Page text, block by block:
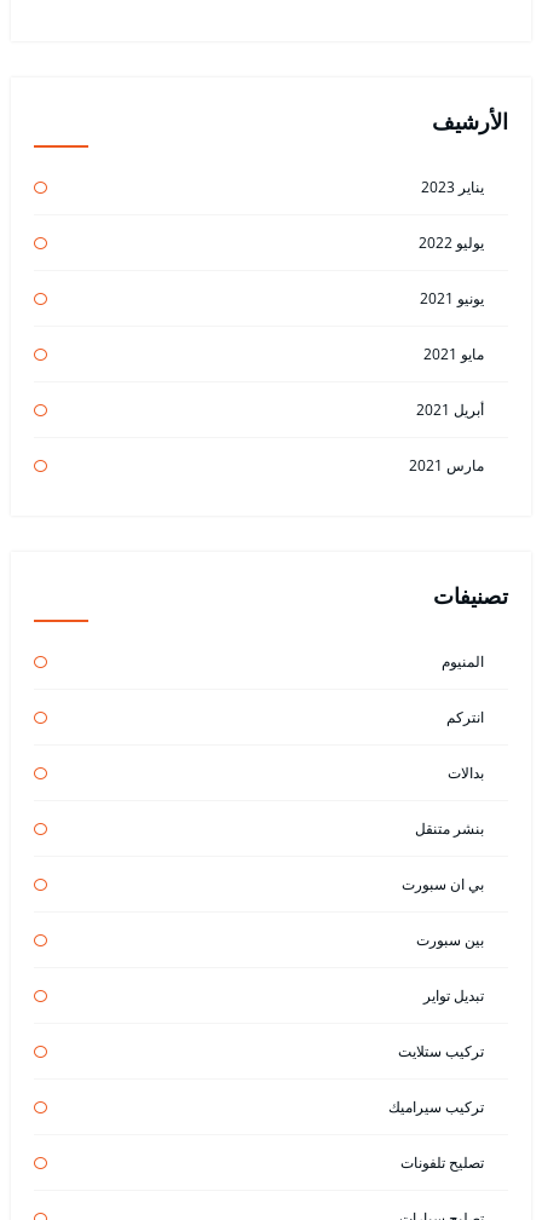
الأرشيف
يناير 2023
يوليو 2022
يونيو 2021
مايو 2021
أبريل 2021
مارس 2021
تصنيفات
المنيوم
انتركم
بدالات
بنشر متنقل
بي ان سبورت
بين سبورت
تبديل تواير
تركيب ستلايت
تركيب سيراميك
تصليح تلفونات